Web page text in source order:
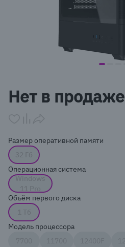
item
of
4
Нет в продаже
Размер оперативной памяти
Операционная система
Windows
Объём первого диска
Модель процессора